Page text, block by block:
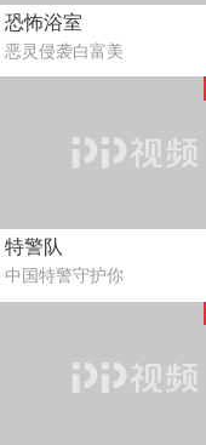
恐怖浴室
恶灵侵袭白富美
特警队
中国特警守护你